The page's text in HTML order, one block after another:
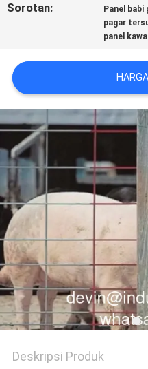
PRIVACY
POLICY
Sorotan: Panel babi
pagar
panel
Deskripsi Produk